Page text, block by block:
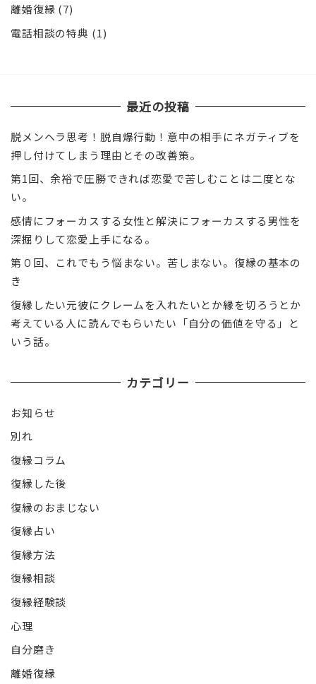
離婚復縁 (7)
電話相談の特典 (1)
最近の投稿
脱メンヘラ思考！脱自爆行動！意中の相手にネガティブを
押し付けてしまう理由とその改善策。
第1回、余裕で圧勝できれば恋愛で苦しむことは二度とな
い。
感情にフォーカスする女性と解決にフォーカスする男性を
深掘りして恋愛上手になる。
第０回、これでもう悩まない。苦しまない。復縁の基本の
き
復縁したい元彼にクレームを入れたいとか縁を切ろうとか
考えている人に読んでもらいたい「自分の価値を守る」と
いう話。
カテゴリー
お知らせ
別れ
復縁コラム
復縁した後
復縁のおまじない
復縁占い
復縁方法
復縁相談
復縁経験談
心理
自分磨き
離婚復縁